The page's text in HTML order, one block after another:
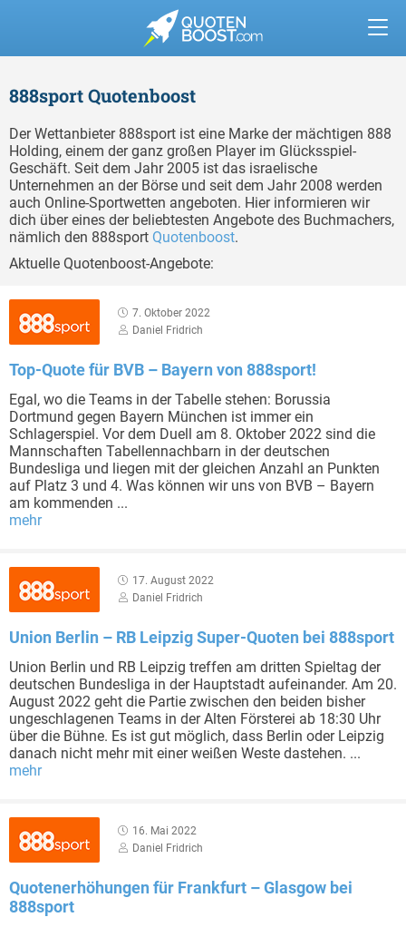
888sport Quotenboost
Der Wettanbieter 888sport ist eine Marke der mächtigen 888
Holding, einem der ganz großen Player im Glücksspiel-
Geschäft. Seit dem Jahr 2005 ist das israelische
Unternehmen an der Börse und seit dem Jahr 2008 werden
auch Online-Sportwetten angeboten. Hier informieren wir
dich über eines der beliebtesten Angebote des Buchmachers,
nämlich den 888sport Quotenboost.
Aktuelle Quotenboost-Angebote:
7. Oktober 2022
Daniel Fridrich
Top-Quote für BVB – Bayern von 888sport!
Egal, wo die Teams in der Tabelle stehen: Borussia
Dortmund gegen Bayern München ist immer ein
Schlagerspiel. Vor dem Duell am 8. Oktober 2022 sind die
Mannschaften Tabellennachbarn in der deutschen
Bundesliga und liegen mit der gleichen Anzahl an Punkten
auf Platz 3 und 4. Was können wir uns von BVB – Bayern
am kommenden ...
mehr
17. August 2022
Daniel Fridrich
Union Berlin – RB Leipzig Super-Quoten bei 888sport
Union Berlin und RB Leipzig treffen am dritten Spieltag der
deutschen Bundesliga in der Hauptstadt aufeinander. Am 20.
August 2022 geht die Partie zwischen den beiden bisher
ungeschlagenen Teams in der Alten Försterei ab 18:30 Uhr
über die Bühne. Es ist gut möglich, dass Berlin oder Leipzig
danach nicht mehr mit einer weißen Weste dastehen. ...
mehr
16. Mai 2022
Daniel Fridrich
Quotenerhöhungen für Frankfurt – Glasgow bei
888sport